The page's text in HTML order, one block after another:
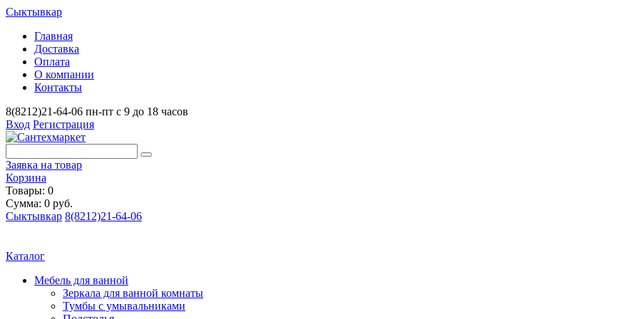
Сыктывкар
Главная
Доставка
Оплата
О компании
Контакты
8(8212)21-64-06 пн-пт с 9 до 18 часов
Вход Регистрация
Заявка на товар
Корзина
Товары: 0
Сумма: 0 руб.
Сыктывкар 8(8212)21-64-06
Каталог
Мебель для ванной
Зеркала для ванной комнаты
Тумбы с умывальниками